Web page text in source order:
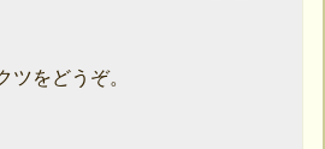
ツをどうぞ。